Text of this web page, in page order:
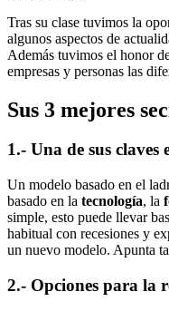
Tras su clase tuvimos la
algunos aspectos de
Además tuvimos el honor
empresas y personas las
Sus 3 mejores
1.- Una de sus claves
Un modelo basado en el
basado en la tecnología, la
simple, esto puede llevar
habitual con recesiones y
un nuevo modelo. Apunta
2.- Opciones para la